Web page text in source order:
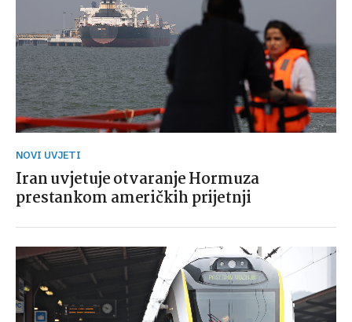
NOVI UVJETI
Iran uvjetuje otvaranje Hormuza
prestankom američkih prijetnji